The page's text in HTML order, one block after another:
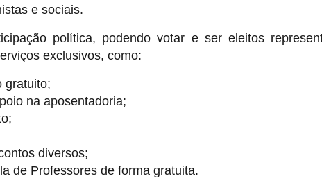
e sociais.
política, podendo votar e ser eleitos
exclusivos, como:
gratuito;
na aposentadoria;
diversos;
de Professores de forma gratuita.